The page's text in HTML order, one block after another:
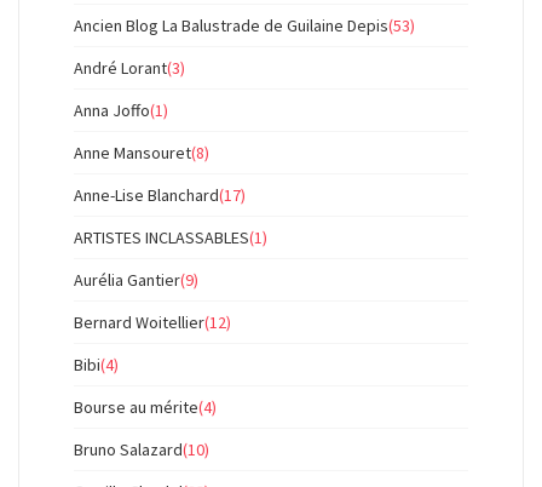
Ancien Blog La Balustrade de Guilaine Depis(53)
André Lorant(3)
Anna Joffo(1)
Anne Mansouret(8)
Anne-Lise Blanchard(17)
ARTISTES INCLASSABLES(1)
Aurélia Gantier(9)
Bernard Woitellier(12)
Bibi(4)
Bourse au mérite(4)
Bruno Salazard(10)